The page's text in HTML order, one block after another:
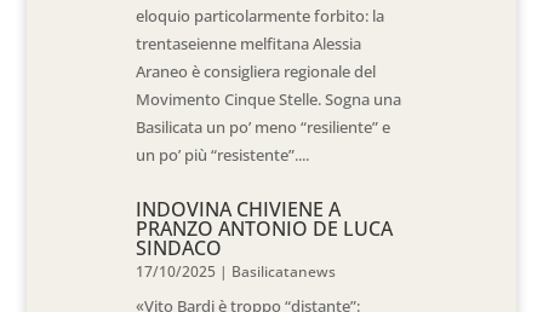
eloquio particolarmente forbito: la
trentaseienne melfitana Alessia
Araneo è consigliera regionale del
Movimento Cinque Stelle. Sogna una
Basilicata un po’ meno “resiliente” e
un po’ più “resistente”....
INDOVINA CHIVIENE A
PRANZO ANTONIO DE LUCA
SINDACO
17/10/2025 | Basilicatanews
«Vito Bardi è troppo “distante”: